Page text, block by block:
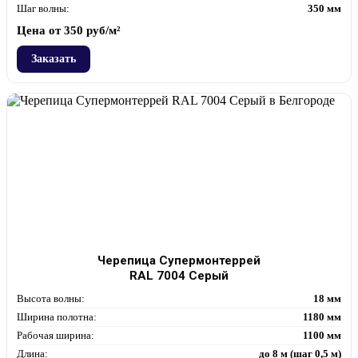
Шаг волны: 350 мм
Цена от350 руб/м²
Заказать
Черепица Супермонтеррей
RAL 7004 Серый
Высота волны:
18 мм
Ширина полотна:
1180 мм
Рабочая ширина:
1100 мм
Длина:
до 8 м (шаг 0,5 м)